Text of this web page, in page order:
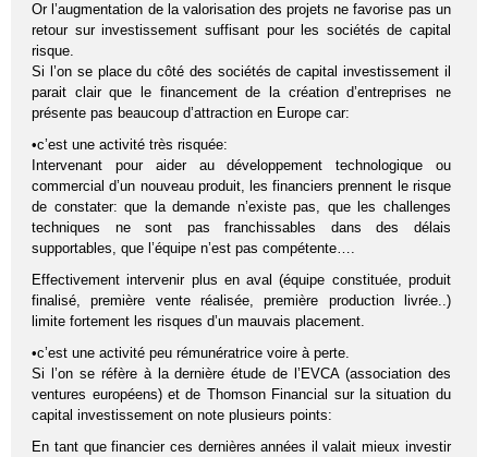
Or l’augmentation de la valorisation des projets ne favorise pas un
retour sur investissement suffisant pour les sociétés de capital
risque.
Si l’on se place du côté des sociétés de capital investissement il
parait clair que le financement de la création d’entreprises ne
présente pas beaucoup d’attraction en Europe car:
•c’est une activité très risquée:
Intervenant pour aider au développement technologique ou
commercial d’un nouveau produit, les financiers prennent le risque
de constater: que la demande n’existe pas, que les challenges
techniques ne sont pas franchissables dans des délais
supportables, que l’équipe n’est pas compétente….
Effectivement intervenir plus en aval (équipe constituée, produit
finalisé, première vente réalisée, première production livrée..)
limite fortement les risques d’un mauvais placement.
•c’est une activité peu rémunératrice voire à perte.
Si l’on se réfère à la dernière étude de l’EVCA (association des
ventures européens) et de Thomson Financial sur la situation du
capital investissement on note plusieurs points:
En tant que financier ces dernières années il valait mieux investir